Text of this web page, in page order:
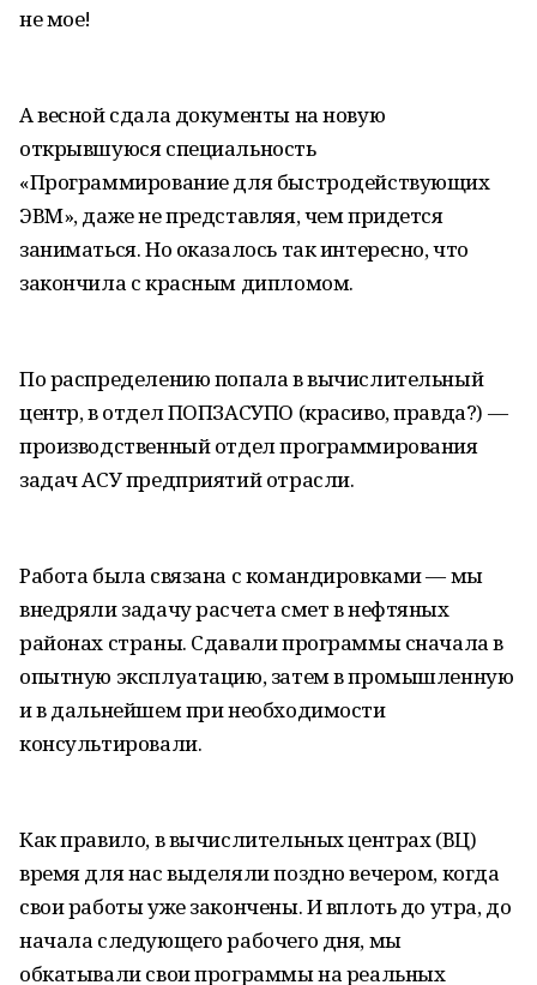
не мое!
А весной сдала документы на новую
открывшуюся специальность
«Программирование для быстродействующих
ЭВМ», даже не представляя, чем придется
заниматься. Но оказалось так интересно, что
закончила с красным дипломом.
По распределению попала в вычислительный
центр, в отдел ПОПЗАСУПО (красиво, правда?) —
производственный отдел программирования
задач АСУ предприятий отрасли.
Работа была связана с командировками — мы
внедряли задачу расчета смет в нефтяных
районах страны. Сдавали программы сначала в
опытную эксплуатацию, затем в промышленную
и в дальнейшем при необходимости
консультировали.
Как правило, в вычислительных центрах (ВЦ)
время для нас выделяли поздно вечером, когда
свои работы уже закончены. И вплоть до утра, до
начала следующего рабочего дня, мы
обкатывали свои программы на реальных